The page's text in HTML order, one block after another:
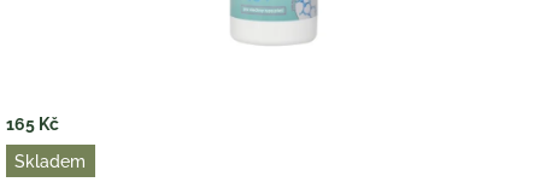
165 Kč
Měrná
cena:
Skladem